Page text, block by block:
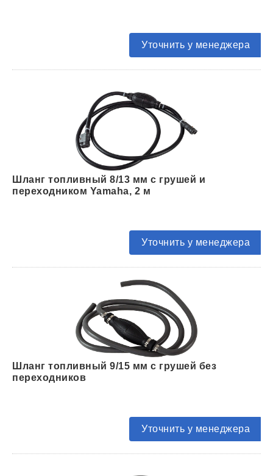
Уточнить у менеджера
Шланг топливный 8/13 мм с грушей и
переходником Yamaha, 2 м
Уточнить у менеджера
Шланг топливный 9/15 мм с грушей без
переходников
Уточнить у менеджера